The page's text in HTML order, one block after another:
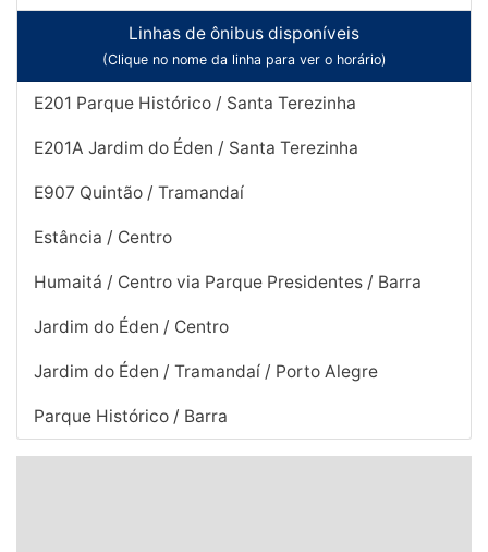
Linhas de ônibus disponíveis
(Clique no nome da linha para ver o horário)
E201 Parque Histórico / Santa Terezinha
E201A Jardim do Éden / Santa Terezinha
E907 Quintão / Tramandaí
Estância / Centro
Humaitá / Centro via Parque Presidentes / Barra
Jardim do Éden / Centro
Jardim do Éden / Tramandaí / Porto Alegre
Parque Histórico / Barra